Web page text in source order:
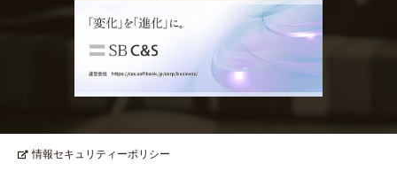
情報セキュリティーポリシー